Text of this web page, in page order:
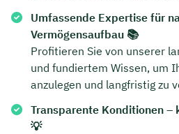
Umfassende Expertise für
Vermögensaufbau 📚
Profitieren Sie von unserer
und fundiertem Wissen, um
anzulegen und langfristig zu
Transparente Konditionen
💡